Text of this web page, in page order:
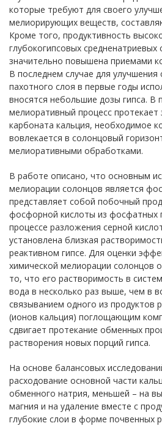
которые требуют для своего
мелиорирующих веществ,
Кроме того, продуктивность
глубокогипсовых
значительно повышена приемами
В последнем случае для улучшения
пахотного слоя в первые годы
вносятся небольшие дозы гипса. В
мелиоративный процесс протекает
карбоната кальция, необходимое
вовлекается в солонцовый
мелиоративными обработками.
В работе описано, что основным
мелиорации солонцов является
представляет собой побочный
фосфорной кислоты из фосфатных
процессе разложения серной
установлена близкая
реактивном гипсе. Для оценки
химической мелиорации солонцов
то, что его растворимость в
вода в несколько раз выше, чем в
связыванием одного из продуктов
(ионов кальция) поглощающим
сдвигает протекание обменных
растворения новых порций гипса.
На основе балансовых
расходование основной части
обменного натрия, меньшей – на
магния и на удаление вместе с
глубокие слои в форме почвенных